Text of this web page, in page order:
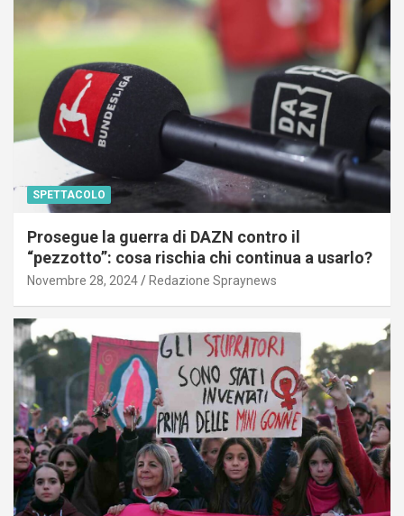
SPETTACOLO
Prosegue la guerra di DAZN contro il
“pezzotto”: cosa rischia chi continua a usarlo?
Novembre 28, 2024 Redazione Spraynews